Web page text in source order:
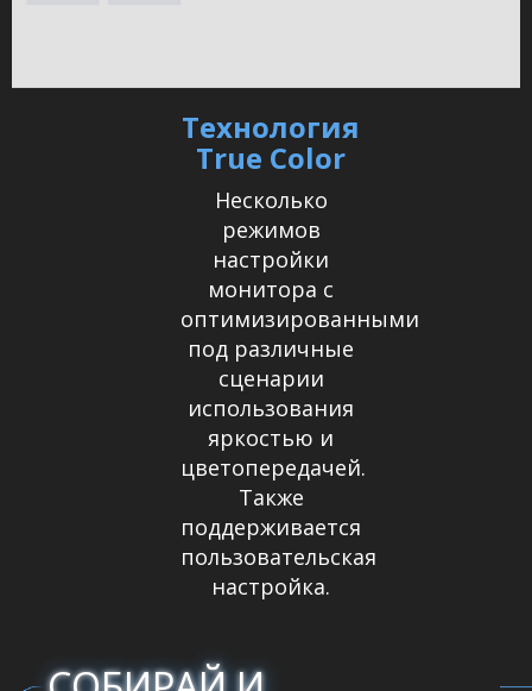
Технология
True Color
Несколько
режимов
настройки
монитора с
оптимизированными
под различные
сценарии
использования
яркостью и
цветопередачей.
Также
поддерживается
пользовательская
настройка.